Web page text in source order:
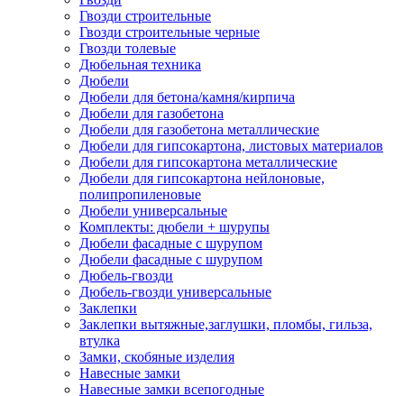
Гвозди строительные
Гвозди строительные черные
Гвозди толевые
Дюбельная техника
Дюбели
Дюбели для бетона/камня/кирпича
Дюбели для газобетона
Дюбели для газобетона металлические
Дюбели для гипсокартона, листовых материалов
Дюбели для гипсокартона металлические
Дюбели для гипсокартона нейлоновые,
полипропиленовые
Дюбели универсальные
Комплекты: дюбели + шурупы
Дюбели фасадные с шурупом
Дюбели фасадные с шурупом
Дюбель-гвозди
Дюбель-гвозди универсальные
Заклепки
Заклепки вытяжные,заглушки, пломбы, гильза,
втулка
Замки, скобяные изделия
Навесные замки
Навесные замки всепогодные